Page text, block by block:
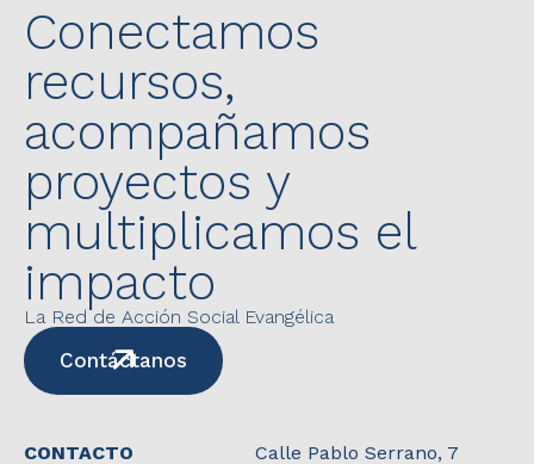
Conectamos
recursos,
acompañamos
proyectos y
multiplicamos el
impacto
La Red de Acción Social Evangélica
Contáctanos
CONTACTO
Calle Pablo Serrano, 7